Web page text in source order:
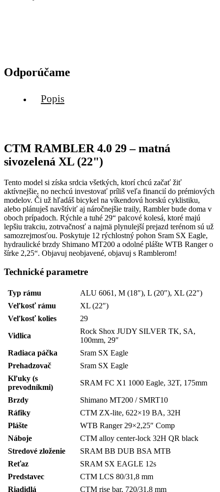
Odporúčame
Popis
CTM RAMBLER 4.0 29 – matná
sivozelená XL (22")
Tento model si získa srdcia všetkých, ktorí chcú začať žiť
aktívnejšie, no nechcú investovať príliš veľa financií do prémiových
modelov. Či už hľadáš bicykel na víkendovú horskú cyklistiku,
alebo plánuješ navštíviť aj náročnejšie traily, Rambler bude doma v
oboch prípadoch. Rýchle a tuhé 29“ palcové kolesá, ktoré majú
lepšiu trakciu, zotrvačnosť a najmä plynulejší prejazd terénom sú už
samozrejmosťou. Poskytuje 12 rýchlostný pohon Sram SX Eagle,
hydraulické brzdy Shimano MT200 a odolné plášte WTB Ranger o
šírke 2,25“. Objavuj neobjavené, objavuj s Ramblerom!
Technické parametre
Typ rámu
ALU 6061, M (18″), L (20″), XL (22″)
Veľkosť rámu
XL (22″)
Veľkosť kolies
29
Vidlica
Rock Shox JUDY SILVER TK, SA,
100mm, 29″
Radiaca páčka
Sram SX Eagle
Prehadzovač
Sram SX Eagle
Kľuky (s
prevodníkmi)
SRAM FC X1 1000 Eagle, 32T, 175mm
Brzdy
Shimano MT200 / SMRT10
Ráfiky
CTM ZX-lite, 622×19 BA, 32H
Plášte
WTB Ranger 29×2,25″ Comp
Náboje
CTM alloy center-lock 32H QR black
Stredové zloženie
SRAM BB DUB BSA MTB
Reťaz
SRAM SX EAGLE 12s
Predstavec
CTM LCS 80/31,8 mm
Riadidlá
CTM rise bar, 720/31,8 mm